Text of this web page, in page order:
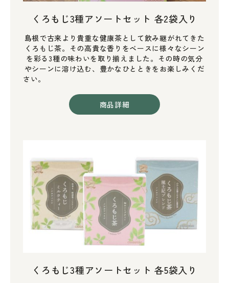
くろもじ3種アソートセット 各2袋入り
島根で古来より貴重な健康茶として飲み継がれてきた
くろもじ茶。その高貴な香りをベースに様々なシーン
を彩る3種の味わいを取り揃えました。その時の気分
やシーンに溶け込む、豊かなひとときをお楽しみくだ
さい。
商品詳細
くろもじ3種アソートセット 各5袋入り